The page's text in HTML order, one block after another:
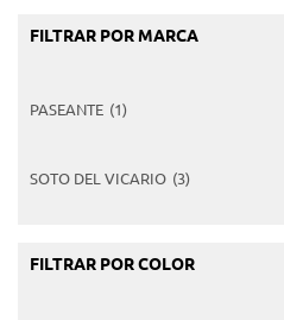
FILTRAR POR MARCA
PASEANTE (1)
SOTO DEL VICARIO (3)
FILTRAR POR COLOR